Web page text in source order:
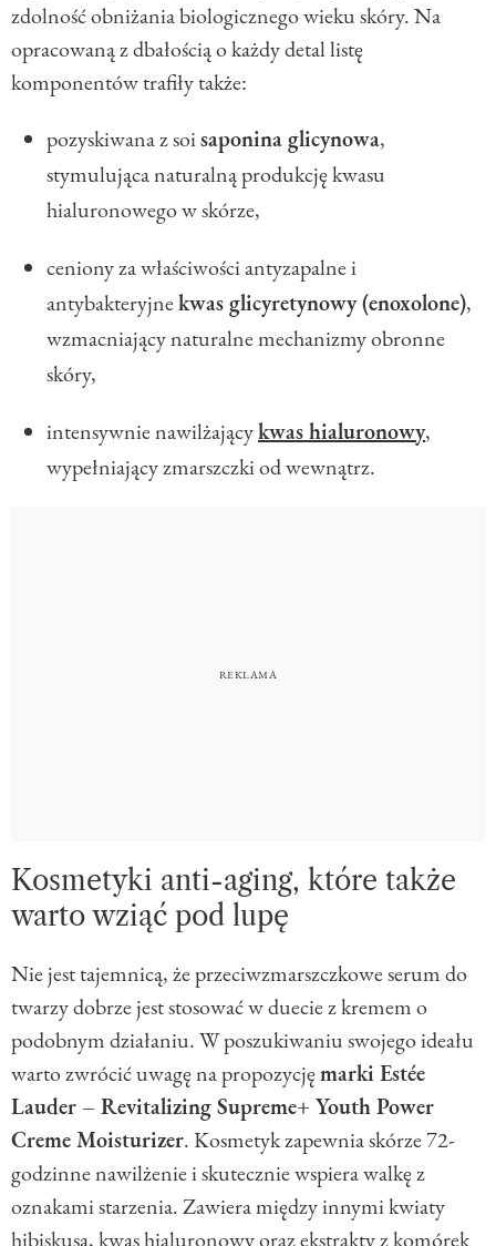
zdolność obniżania biologicznego wieku skóry. Na
opracowaną z dbałością o każdy detal listę
komponentów trafiły także:
pozyskiwana z soisaponina glicynowa,
stymulująca naturalną produkcję kwasu
hialuronowego w skórze,
ceniony za właściwości antyzapalne i
antybakteryjnekwas glicyretynowy (enoxolone),
wzmacniający naturalne mechanizmy obronne
skóry,
intensywnie nawilżającykwas hialuronowy,
wypełniający zmarszczki od wewnątrz.
Kosmetyki anti-aging, które także
warto wziąć pod lupę
Nie jest tajemnicą, że przeciwzmarszczkowe serum do
twarzy dobrze jest stosować w duecie z kremem o
podobnym działaniu. W poszukiwaniu swojego ideału
warto zwrócić uwagę na propozycjęmarki Estée
Lauder – Revitalizing Supreme+ Youth Power
Creme Moisturizer. Kosmetyk zapewnia skórze 72-
godzinne nawilżenie i skutecznie wspiera walkę z
oznakami starzenia. Zawiera między innymi kwiaty
hibiskusa, kwas hialuronowy oraz ekstrakty z komórek